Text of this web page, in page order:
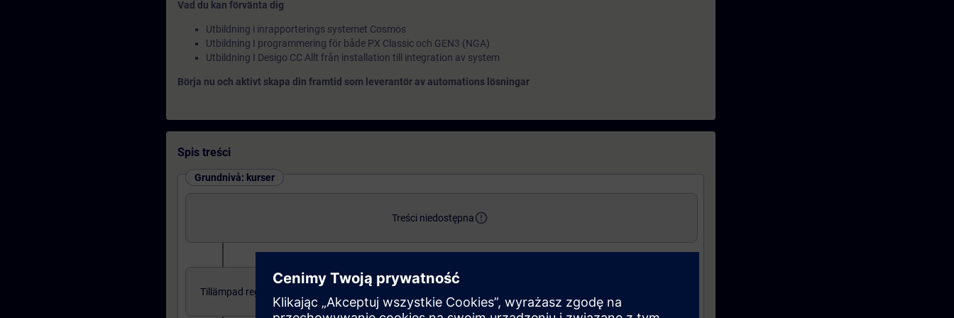
Vad du kan förvänta dig
Utbildning i inrapporterings systemet Cosmos
Utbildning I programmering för både PX Classic och GEN3 (NGA)
Utbildning I Desigo CC Allt från installation till integration av system
Börja nu och aktivt skapa din framtid som leverantör av automations lösningar
Spis treści
Grundnivå: kurser
Treści niedostępnaerror_outline
Tillämpad reglerteknik för kunder